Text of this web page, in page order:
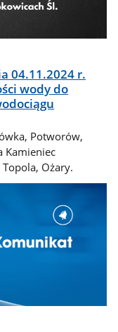
04.11.2024 r.
wody do
Potworów,
Kamieniec
Ożary.